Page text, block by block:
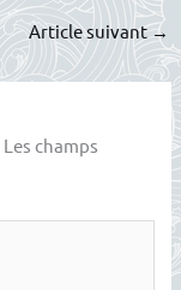
Article suivant→
Les champs